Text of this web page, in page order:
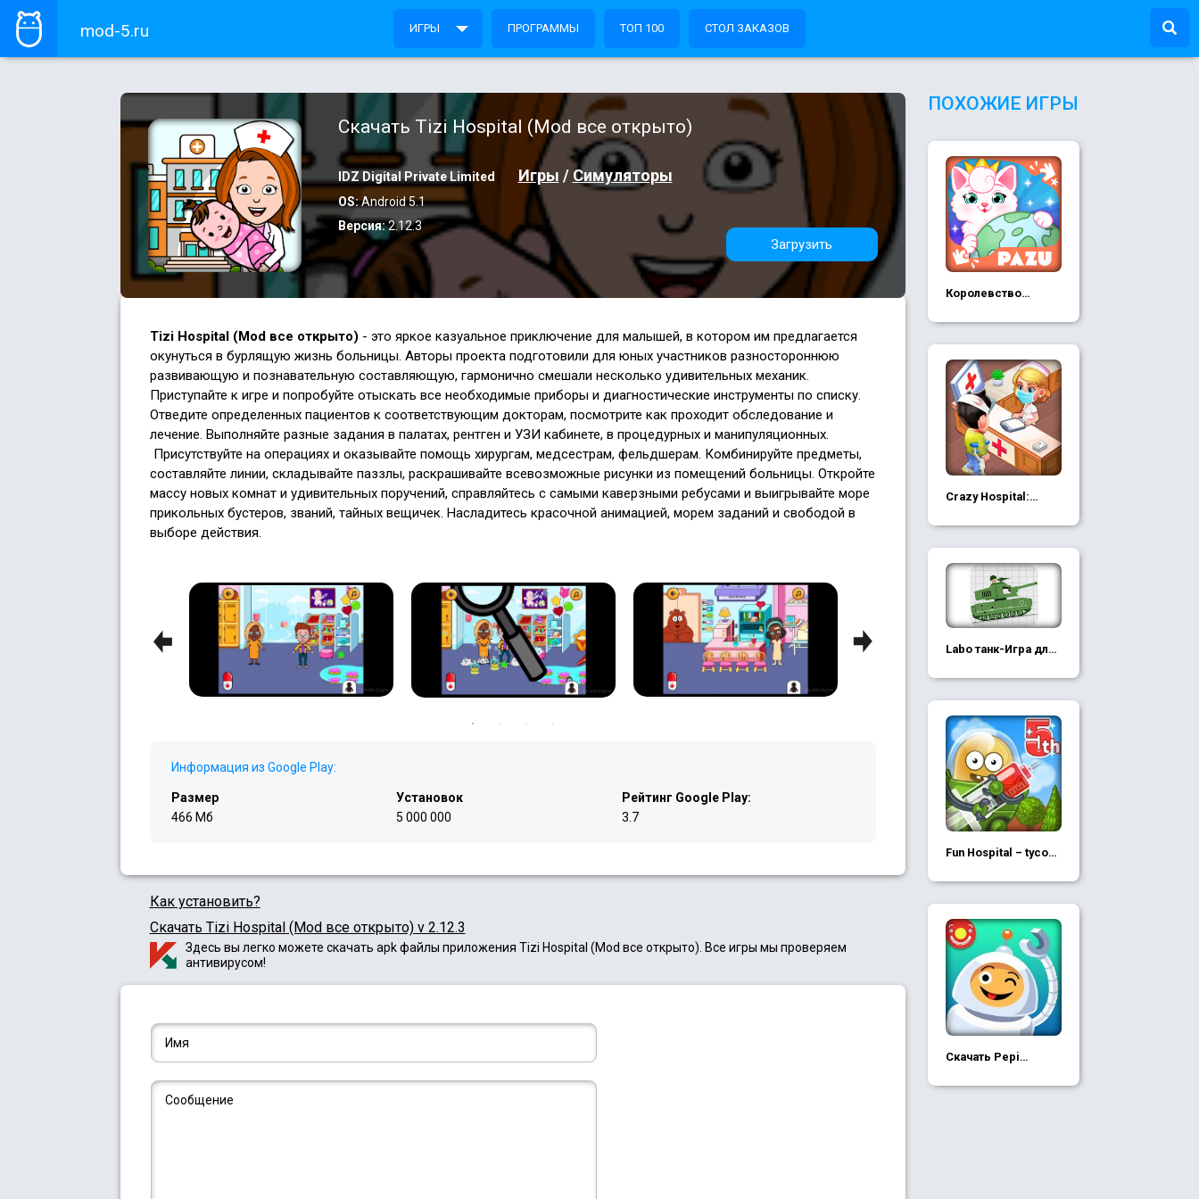
mod-5.ru ИГРЫ ПРОГРАММЫ ТОП 100 СТОЛ ЗАКАЗОВ
Скачать Tizi Hospital (Mod все открыто)
IDZ Digital Private Limited Игры / Симуляторы
OS:Android 5.1
Версия:2.12.3
Загрузить
Tizi Hospital (Mod все открыто) - это яркое казуальное приключение для малышей, в котором им предлагается
окунуться в бурлящую жизнь больницы. Авторы проекта подготовили для юных участников разностороннюю
развивающую и познавательную составляющую, гармонично смешали несколько удивительных механик.
Приступайте к игре и попробуйте отыскать все необходимые приборы и диагностические инструменты по списку.
Отведите определенных пациентов к соответствующим докторам, посмотрите как проходит обследование и
лечение. Выполняйте разные задания в палатах, рентген и УЗИ кабинете, в процедурных и манипуляционных.
Присутствуйте на операциях и оказывайте помощь хирургам, медсестрам, фельдшерам. Комбинируйте предметы,
составляйте линии, складывайте паззлы, раскрашивайте всевозможные рисунки из помещений больницы. Откройте
массу новых комнат и удивительных поручений, справляйтесь с самыми каверзными ребусами и выигрывайте море
прикольных бустеров, званий, тайных вещичек. Насладитесь красочной анимацией, морем заданий и свободой в
выборе действия.
Previous Next
Информация из Google Play:
Размер
466 Мб
Установок
5 000 000
Рейтинг Google Play:
3.7
Как установить?
Скачать Tizi Hospital (Mod все открыто) v 2.12.3
Здесь вы легко можете скачать apk файлы приложения Tizi Hospital (Mod все открыто). Все игры мы проверяем
антивирусом!
ПОХОЖИЕ ИГРЫ
Королевство
Crazy Hospital:
Labo танк-Игра для
Fun Hospital – tycoon
Скачать Pepi
этажи)